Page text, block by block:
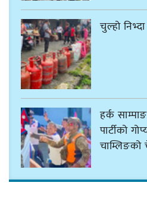
चुल्हो
हर्क
पार्टीको
चाम्लिङको